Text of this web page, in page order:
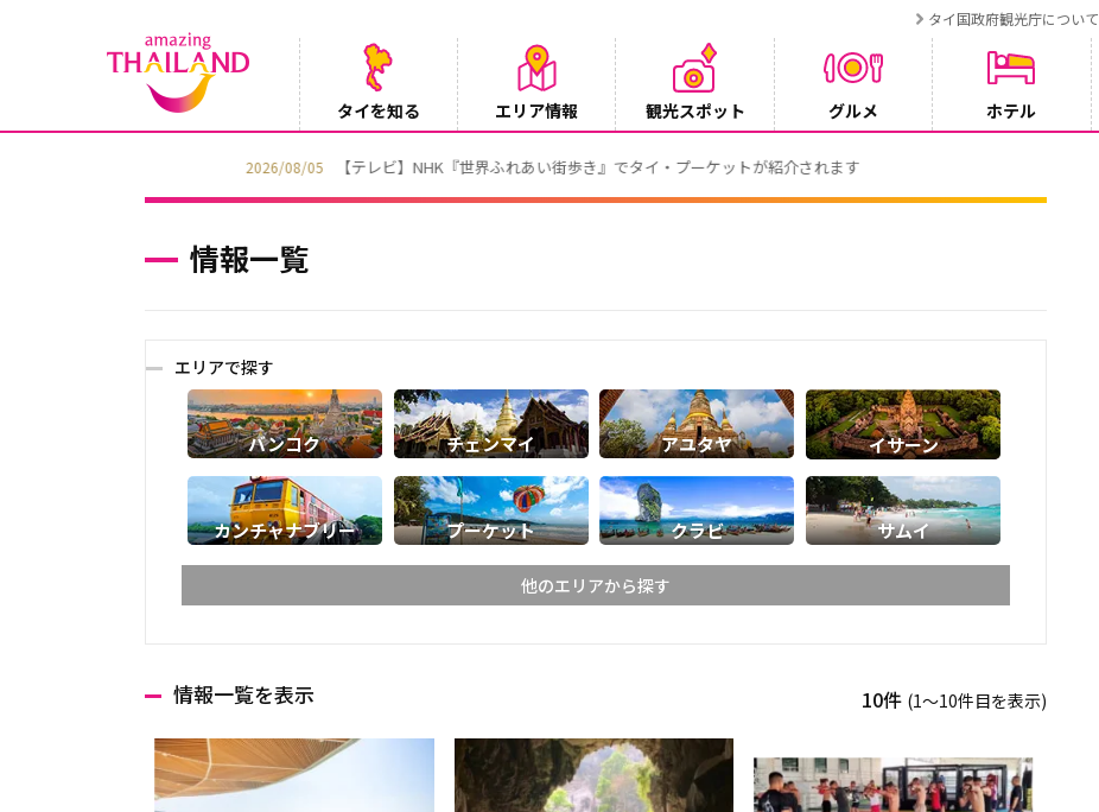
タイ国政府観光庁について
タイを知る エリア情報 観光スポット グルメ ホテル
【テレビ】NHK『世界ふれあい街歩き』でタイ・プーケットが紹介されます
情報一覧
エリアで探す
バンコク チェンマイ アユタヤ イサーン
カンチャナブリー プーケット クラビ サムイ
他のエリアから探す
チェンマイ
メーホンソーン
ターク
カンペーンペット
ピッサヌローク
ナコーンサワン
ナーン
パヤオ
情報一覧を表示 10件 (1〜10件目を表示)